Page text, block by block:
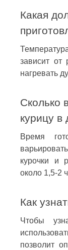
Какая
зависит от
нагревать
Сколько
курицу в
Время
курочки и
около 1,5-2
Как
Чтобы
позволит